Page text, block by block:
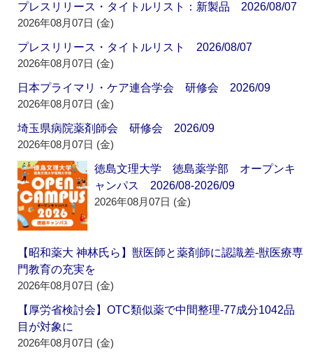
プレスリリース・タイトルリスト：新製品 2026/08/07
2026年08月07日 (金)
プレスリリース・タイトルリスト 2026/08/07
2026年08月07日 (金)
日本プライマリ・ケア連合学会 研修会 2026/09
2026年08月07日 (金)
埼玉県病院薬剤師会 研修会 2026/09
2026年08月07日 (金)
徳島文理大学 徳島薬学部 オープンキ
ャンパス 2026/08-2026/09
2026年08月07日 (金)
【昭和薬大 神林氏ら】獣医師と薬剤師に認識差‐獣医療専
門教育の充実を
2026年08月07日 (金)
【厚労省検討会】OTC類似薬で中間整理‐77成分1042品
目が対象に
2026年08月07日 (金)